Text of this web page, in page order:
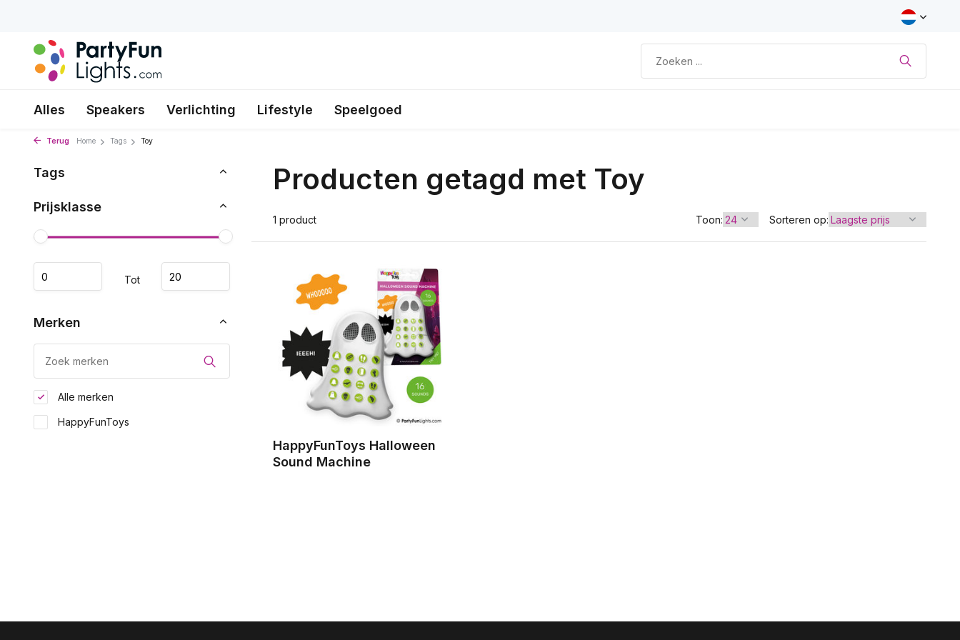
Alles Speakers Verlichting Lifestyle Speelgoed
Terug Home Tags Toy
Tags
Prijsklasse
Tot
Merken
Alle merken
HappyFunToys
Producten getagd met Toy
1 product Toon: Sorteren op:
HappyFunToys Halloween
Sound Machine